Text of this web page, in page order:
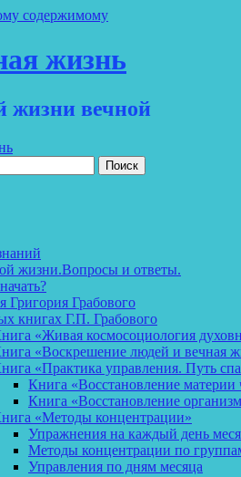
содержимому
жизнь
жизни вечной
жизни.Вопросы и ответы.
Григория Грабового
книгах Г.П. Грабового
«Живая космосоциология
«Воскрешение людей и вечная
«Практика управления. Путь
Книга «Восстановление
Книга «Восстановление
«Методы концентрации»
Упражнения на каждый день
Методы концентрации по
Управления по дням месяца